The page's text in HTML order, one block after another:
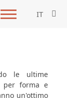
IT
le ultime
per forma e
un'ottimo